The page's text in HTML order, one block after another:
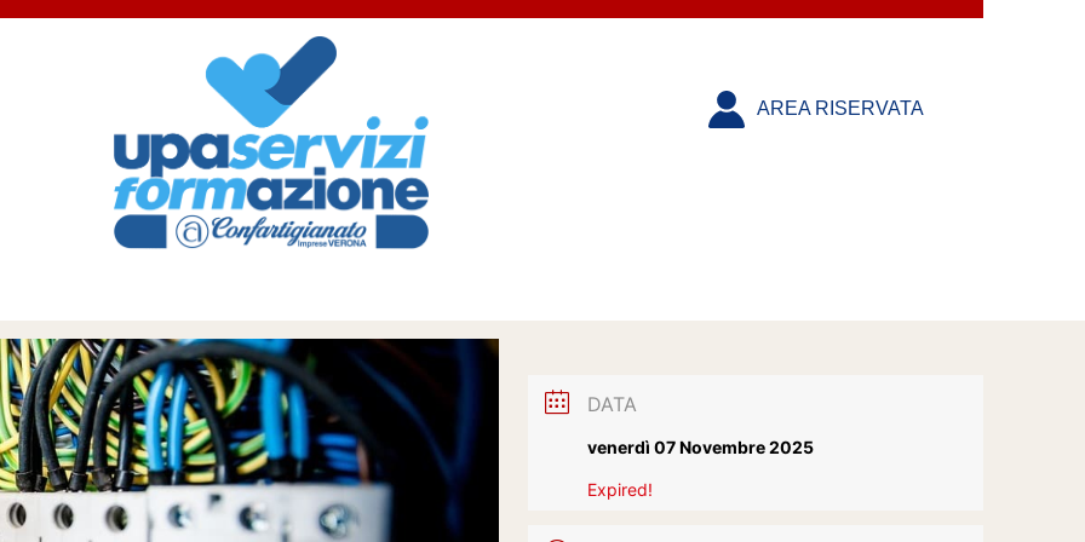
AREA RISERVATA
DATA
venerdì 07 Novembre 2025
Expired!